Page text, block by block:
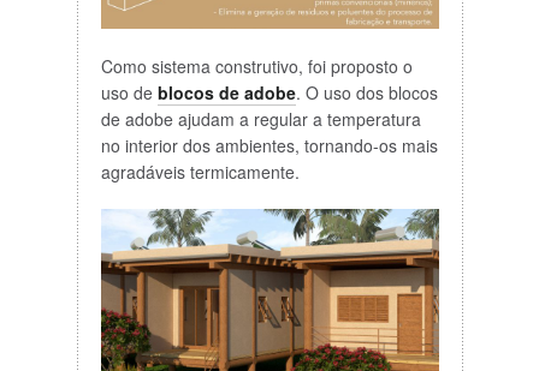
Como sistema construtivo, foi proposto o
uso de blocos de adobe. O uso dos blocos
de adobe ajudam a regular a temperatura
no interior dos ambientes, tornando-os mais
agradáveis termicamente.